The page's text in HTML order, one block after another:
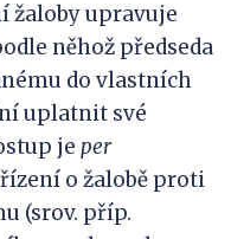
žaloby upravuje
něhož předseda
do vlastních
uplatnit své
je per
o žalobě proti
(srov. příp.